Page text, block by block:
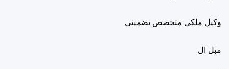
وکیل ملکی متخصص تضمینی
مبل ال